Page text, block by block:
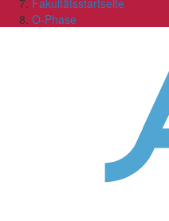
Fakultätsstartseite
O-Phase